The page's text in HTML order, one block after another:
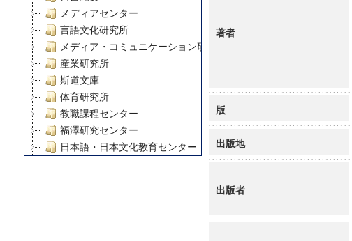
メディアセンター
言語文化研究所
メディア・コミュニケーション研究所
産業研究所
斯道文庫
体育研究所
教職課程センター
福澤研究センター
日本語・日本文化教育センター
デジタルメディア・コンテンツ統合研究センター
著者
版
出版地
出版者